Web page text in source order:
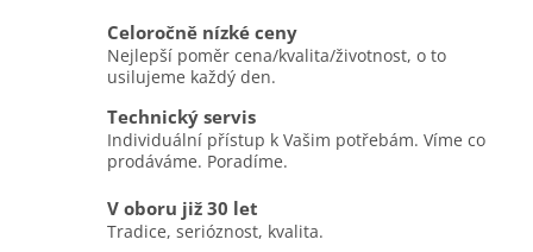
Celoročně nízké ceny
Nejlepší poměr cena/kvalita/životnost, o to
usilujeme každý den.
Technický servis
Individuální přístup k Vašim potřebám. Víme co
prodáváme. Poradíme.
V oboru již 30 let
Tradice, serióznost, kvalita.